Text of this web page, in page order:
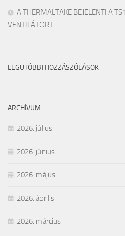
A THERMALTAKE BEJELENTI A
VENTILÁTORT
LEGUTÓBBI HOZZÁSZÓLÁSOK
ARCHÍVUM
2026. július
2026. június
2026. május
2026. április
2026. március